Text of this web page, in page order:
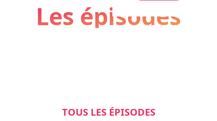
Les épisodes
TOUS LES ÉPISODES